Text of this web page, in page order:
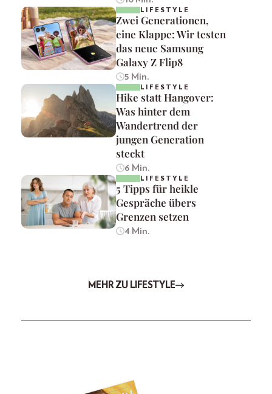
LIFESTYLE
Zwei Generationen,
eine Klappe: Wir testen
das neue Samsung
Galaxy Z Flip8
5 Min.
LIFESTYLE
Hike statt Hangover:
Was hinter dem
Wandertrend der
jungen Generation
steckt
6 Min.
LIFESTYLE
5 Tipps für heikle
Gespräche übers
Grenzen setzen
4 Min.
MEHR ZU LIFESTYLE